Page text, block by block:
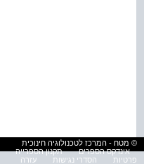
© מטח - המרכז לטכנולוגיה חינוכית
אינדקס הספרים
תקנון הספרייה
פרטיות
הסדרי נגישות עזרה